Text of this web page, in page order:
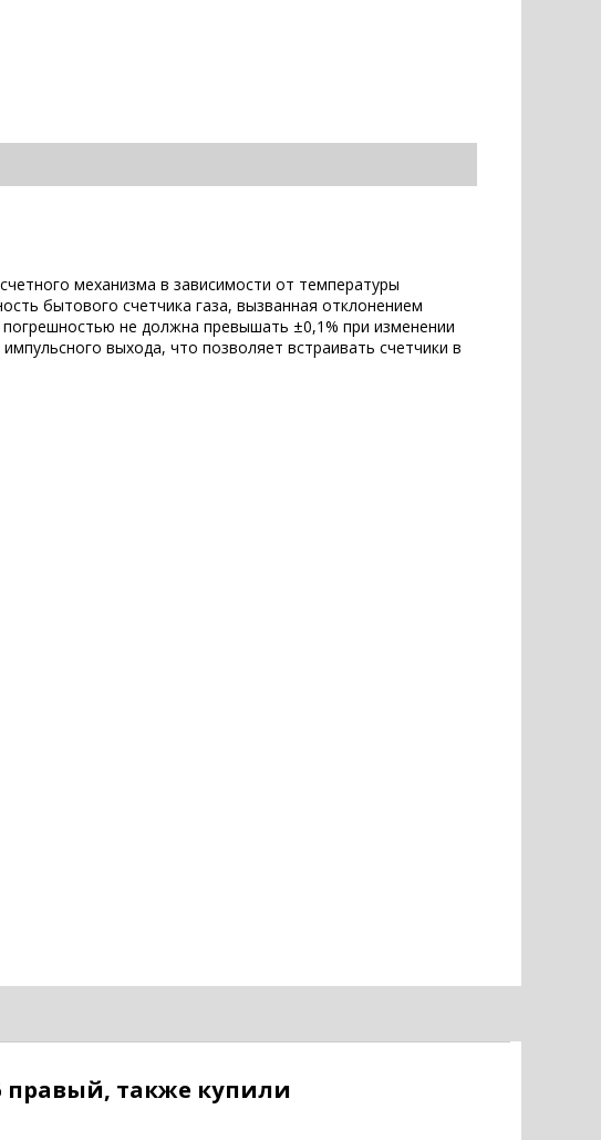
механизма в зависимости от температуры
бытового счетчика газа, вызванная отклонением
не должна превышать ±0,1% при изменении
выхода, что позволяет встраивать счетчики в
правый, также купили